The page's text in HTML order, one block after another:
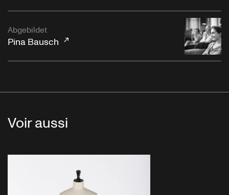
Abgebildet
Pina Bausch
Voir aussi